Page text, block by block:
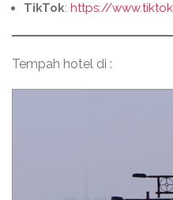
TikTok: https://
Tempah hotel di :